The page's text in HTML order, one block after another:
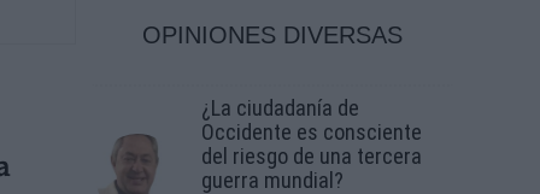
OPINIONES DIVERSAS
¿La ciudadanía de
Occidente es consciente
del riesgo de una tercera
guerra mundial?